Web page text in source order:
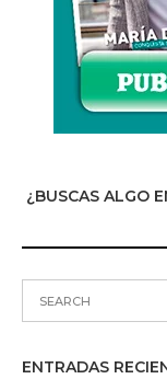
¿BUSCAS ALGO
ENTRADAS